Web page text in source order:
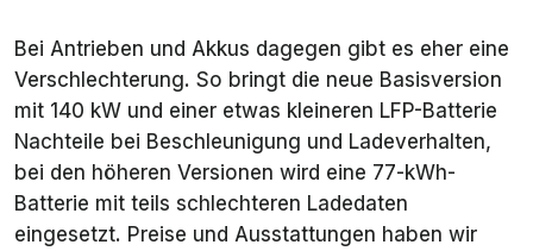
Bei Antrieben und Akkus dagegen gibt es eher eine
Verschlechterung. So bringt die neue Basisversion
mit 140 kW und einer etwas kleineren LFP-Batterie
Nachteile bei Beschleunigung und Ladeverhalten,
bei den höheren Versionen wird eine 77-kWh-
Batterie mit teils schlechteren Ladedaten
eingesetzt. Preise und Ausstattungen haben wir